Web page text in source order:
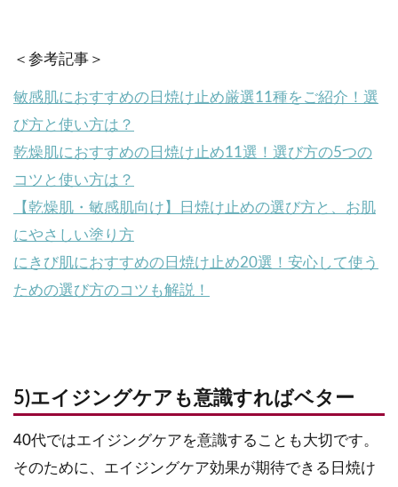
＜参考記事＞
敏感肌におすすめの日焼け止め厳選11種をご紹介！選
び方と使い方は？
乾燥肌におすすめの日焼け止め11選！選び方の5つの
コツと使い方は？
【乾燥肌・敏感肌向け】日焼け止めの選び方と、お肌
にやさしい塗り方
にきび肌におすすめの日焼け止め20選！安心して使う
ための選び方のコツも解説！
5)エイジングケアも意識すればベター
40代ではエイジングケアを意識することも大切です。
そのために、エイジングケア効果が期待できる日焼け